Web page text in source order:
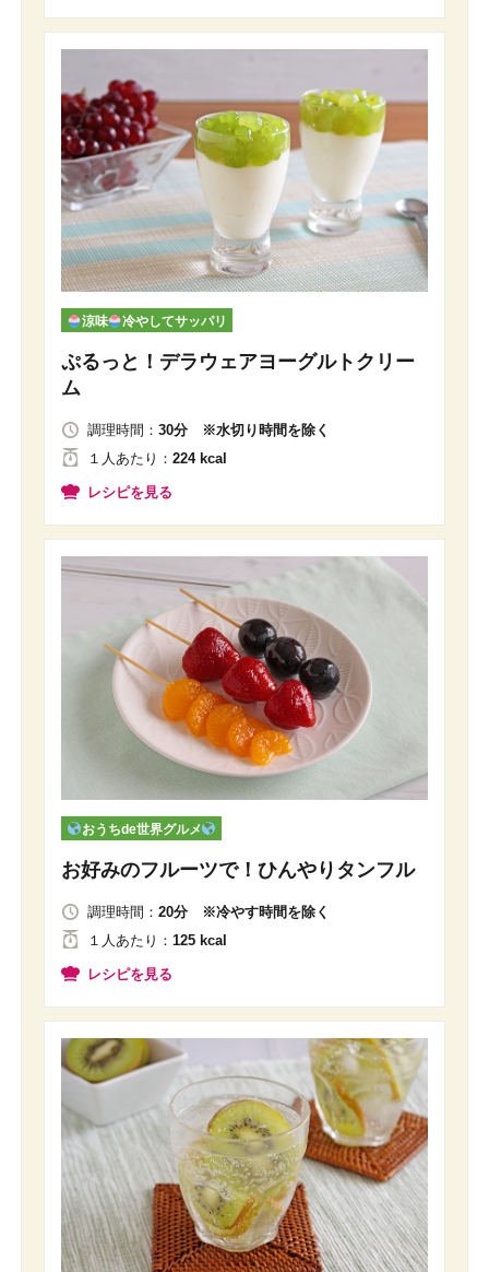
涼味 冷やしてサッパリ
ぷるっと！デラウェアヨーグルトクリー
ム
調理時間： 30分 ※水切り時間を除く
１人あたり ： 224 kcal
レシピを見る
おうちde世界グルメ
お好みのフルーツで！ひんやりタンフル
調理時間： 20分 ※冷やす時間を除く
１人 あたり ： 125 kcal
レシピを見る